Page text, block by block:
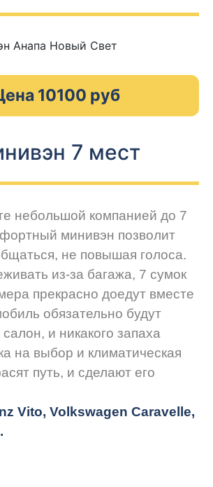
10100 руб
7 мест
небольшой компанией до 7
минивэн позволит
не повышая голоса.
из-за багажа, 7 сумок
прекрасно доедут вместе
обязательно будут
и никакого запаха
на выбор и климатическая
путь, и сделают его
Vito, Volkswagen Caravelle,